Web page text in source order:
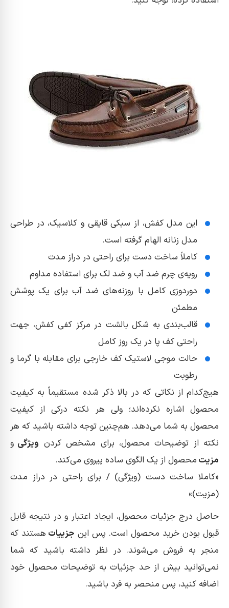
این مدل کفش، از سبکی قایقی و کلاسیک، در طراحی
مدل زنانه الهام گرفته است.
کاملاً ساخت دست برای راحتی در دراز مدت
رویه‌ی چرم ضد آب و ضد لک برای استفاده مداوم
دوردوزی کامل با روزنه‌های ضد آب برای یک پوشش
مطمئن
قالب‌بندی به شکل بالشت در مرکز کفی کفش، جهت
راحتی کف پا در یک روز کامل
حالت موجی لاستیک کف خارجی برای مقابله با گرما و
رطوبت
هیچ‌کدام از نکاتی که در بالا ذکر شده مستقیماً به کیفیت
محصول اشاره نکرده‌اند؛ ولی هر نکته درکی از کیفیت
محصول به شما می‌دهد. هم‌چنین توجه داشته باشید که هر
نکته از توضیحات محصول، برای مشخص کردن ویژگی و
مزیت محصول از یک الگوی ساده پیروی می‌کند.
کاملا ساخت دست (ویژگی) / برای راحتی در دراز مدت
(مزیت)
حاصل درج جزئیات محصول، ایجاد اعتبار و در نتیجه قابل
قبول بودن خرید محصول است. پس این جزییات هستند که
منجر به فروش می‌شوند. در نظر داشته باشید که شما
نمی‌توانید بیش از حد جزئیات به توضیحات محصول خود
اضافه کنید، پس منحصر به فرد باشید.